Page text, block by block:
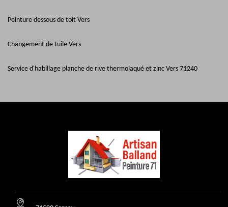
Peinture dessous de toit Vers
Changement de tuile Vers
Service d'habillage planche de rive thermolaqué et zinc Vers 71240